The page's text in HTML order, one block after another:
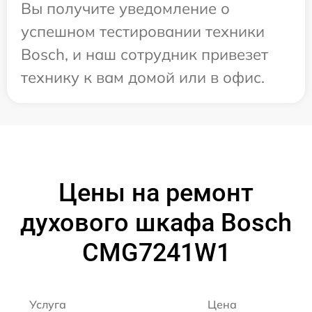
Вы получите уведомление о
успешном тестировании техники
Bosch, и наш сотрудник привезет
технику к вам домой или в офис.
Цены на ремонт
духового шкафа Bosch
CMG7241W1
Услуга Цена